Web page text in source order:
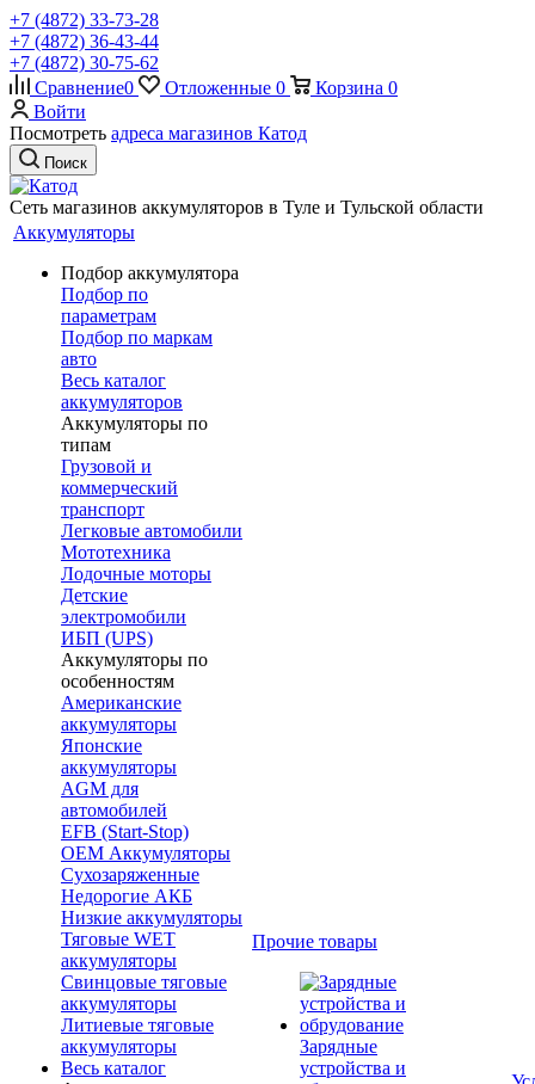
+7 (4872) 33-73-28
+7 (4872) 36-43-44
+7 (4872) 30-75-62
Сравнение0 Отложенные 0 Корзина 0
Войти
Посмотреть адреса магазинов Катод
Поиск
Сеть магазинов аккумуляторов в Туле и Тульской области
Аккумуляторы
Подбор аккумулятора
Подбор по
параметрам
Подбор по маркам
авто
Весь каталог
аккумуляторов
Аккумуляторы по
типам
Грузовой и
коммерческий
транспорт
Легковые автомобили
Мототехника
Лодочные моторы
Детские
электромобили
ИБП (UPS)
Аккумуляторы по
особенностям
Американские
аккумуляторы
Японские
аккумуляторы
AGM для
автомобилей
EFB (Start-Stop)
OEM Аккумуляторы
Сухозаряженные
Недорогие АКБ
Низкие аккумуляторы
Тяговые WET
аккумуляторы
Свинцовые тяговые
аккумуляторы
Литиевые тяговые
аккумуляторы
Весь каталог
Прочие товары
Зарядные
устройства и